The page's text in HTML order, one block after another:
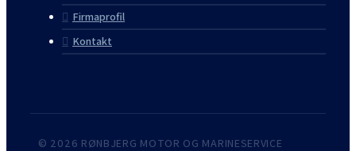
Firmaprofil
Kontakt
© 2026 RØNBJERG MOTOR OG MARINESERVICE